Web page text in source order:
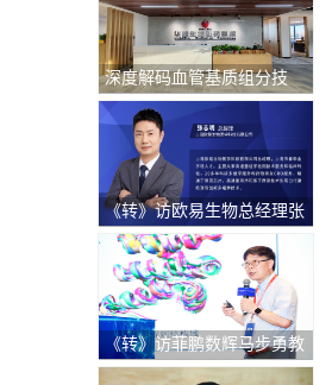
深度解码血管基质组分技
术：重塑退行性骨关节炎治
疗新格局与医疗出海中东新
机遇
《转》访欧易生物总经理张
志明：持续逆势快速增长！
破解科研服务"不可能三
角"的硬核逻辑
《转》访菲鹏数辉马步勇教
授｜AI与分子模拟引领生物